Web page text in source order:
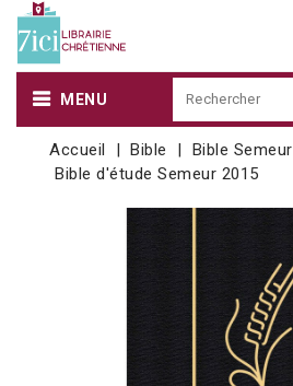
MENU
Accueil Bible Bible Semeur
Bible d'étude Semeur 2015